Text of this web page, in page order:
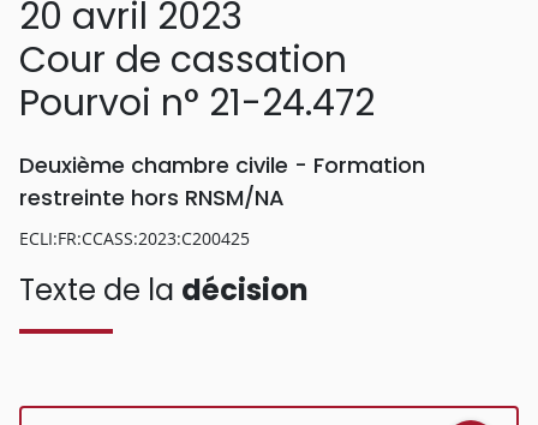
20 avril 2023
Cour de cassation
Pourvoi n° 21-24.472
Deuxième chambre civile - Formation
restreinte hors RNSM/NA
ECLI:FR:CCASS:2023:C200425
Texte de la décision